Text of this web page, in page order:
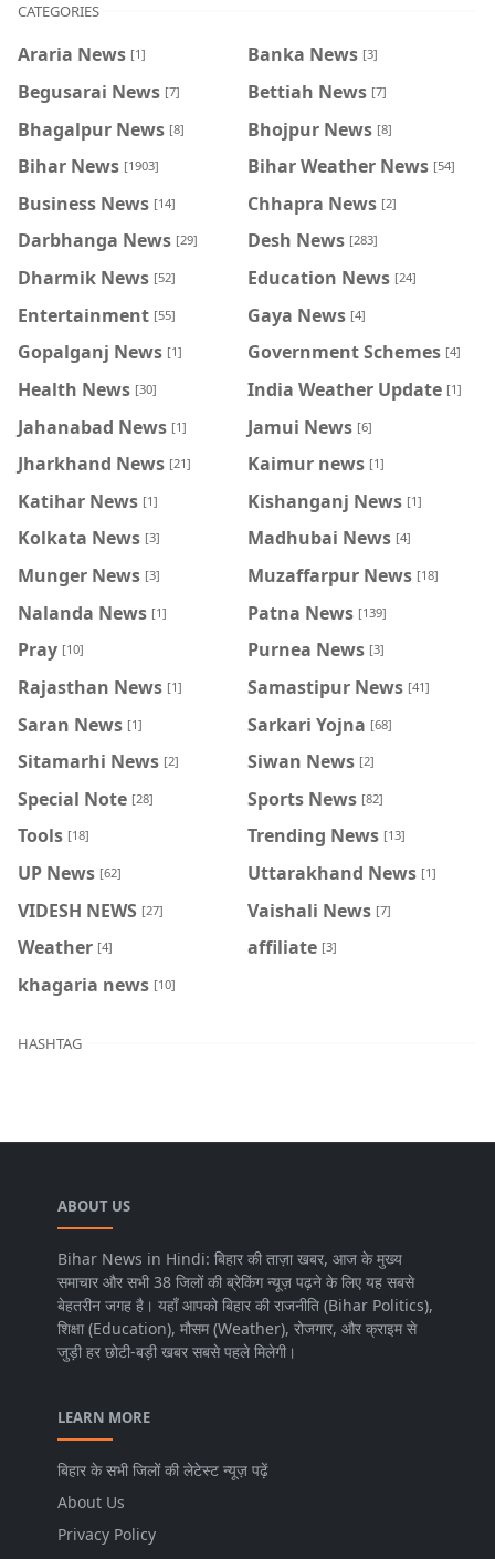
CATEGORIES
Araria News [1] Banka News [3]
Begusarai News [7] Bettiah News [7]
Bhagalpur News [8] Bhojpur News [8]
Bihar News [1903] Bihar Weather News [54]
Business News [14] Chhapra News [2]
Darbhanga News [29] Desh News [283]
Dharmik News [52] Education News [24]
Entertainment [55] Gaya News [4]
Gopalganj News [1] Government Schemes [4]
Health News [30] India Weather Update [1]
Jahanabad News [1] Jamui News [6]
Jharkhand News [21] Kaimur news [1]
Katihar News [1] Kishanganj News [1]
Kolkata News [3] Madhubai News [4]
Munger News [3] Muzaffarpur News [18]
Nalanda News [1] Patna News [139]
Pray [10] Purnea News [3]
Rajasthan News [1] Samastipur News [41]
Saran News [1] Sarkari Yojna [68]
Sitamarhi News [2] Siwan News [2]
Special Note [28] Sports News [82]
Tools [18] Trending News [13]
UP News [62] Uttarakhand News [1]
VIDESH NEWS [27] Vaishali News [7]
Weather [4] affiliate [3]
khagaria news [10]
HASHTAG
ABOUT US
Bihar News in Hindi: बिहार की ताज़ा खबर, आज के मुख्य
समाचार और सभी 38 जिलों की ब्रेकिंग न्यूज़ पढ़ने के लिए यह सबसे
बेहतरीन जगह है। यहाँ आपको बिहार की राजनीति (Bihar Politics),
शिक्षा (Education), मौसम (Weather), रोजगार, और क्राइम से
जुड़ी हर छोटी-बड़ी खबर सबसे पहले मिलेगी।
LEARN MORE
बिहार के सभी जिलों की लेटेस्ट न्यूज़ पढ़ें
About Us
Privacy Policy